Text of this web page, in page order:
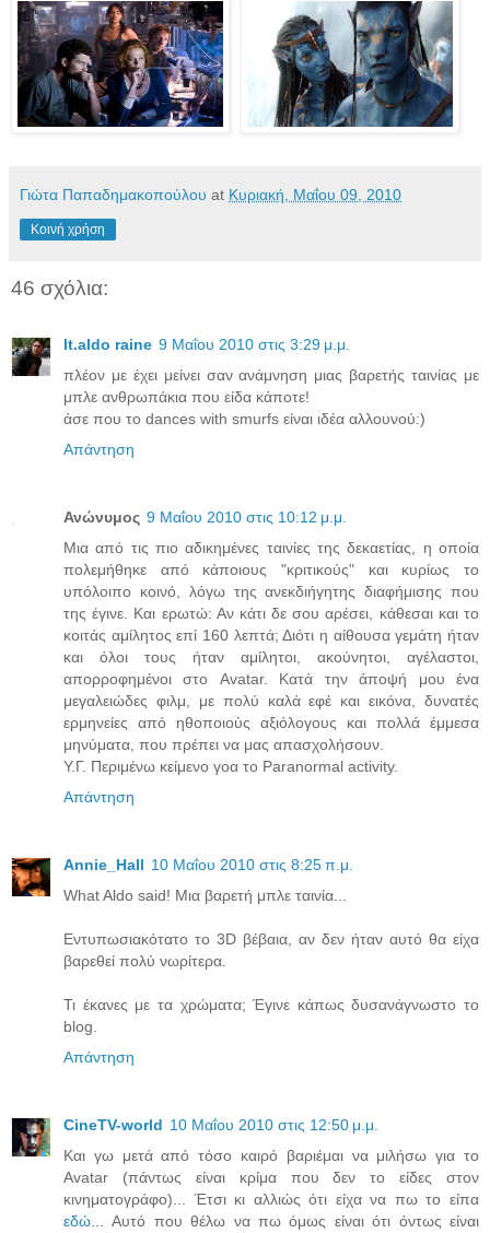
Γιώτα Παπαδημακοπούλου at Κυριακή, Μαΐου 09, 2010
Κοινή χρήση
46 σχόλια:
lt.aldo raine 9 Μαΐου 2010 στις 3:29 μ.μ.
πλέον με έχει μείνει σαν ανάμνηση μιας βαρετής ταινίας με
μπλε ανθρωπάκια που είδα κάποτε!
άσε που το dances with smurfs είναι ιδέα αλλουνού:)
Απάντηση
Ανώνυμος 9 Μαΐου 2010 στις 10:12 μ.μ.
Μια από τις πιο αδικημένες ταινίες της δεκαετίας, η οποία
πολεμήθηκε από κάποιους "κριτικούς" και κυρίως το
υπόλοιπο κοινό, λόγω της ανεκδιήγητης διαφήμισης που
της έγινε. Και ερωτώ: Αν κάτι δε σου αρέσει, κάθεσαι και το
κοιτάς αμίλητος επί 160 λεπτά; Διότι η αίθουσα γεμάτη ήταν
και όλοι τους ήταν αμίλητοι, ακούνητοι, αγέλαστοι,
απορροφημένοι στο Avatar. Κατά την άποψή μου ένα
μεγαλειώδες φιλμ, με πολύ καλά εφέ και εικόνα, δυνατές
ερμηνείες από ηθοποιούς αξιόλογους και πολλά έμμεσα
μηνύματα, που πρέπει να μας απασχολήσουν.
Υ.Γ. Περιμένω κείμενο γοα το Paranormal activity.
Απάντηση
Annie_Hall 10 Μαΐου 2010 στις 8:25 π.μ.
What Aldo said! Mια βαρετή μπλε ταινία...
Εντυπωσιακότατο το 3D βέβαια, αν δεν ήταν αυτό θα είχα
βαρεθεί πολύ νωρίτερα.
Τι έκανες με τα χρώματα; Έγινε κάπως δυσανάγνωστο το
blog.
Απάντηση
CineTV-world 10 Μαΐου 2010 στις 12:50 μ.μ.
Και γω μετά από τόσο καιρό βαριέμαι να μιλήσω για το
Avatar (πάντως είναι κρίμα που δεν το είδες στον
κινηματογράφο)... Έτσι κι αλλιώς ότι είχα να πω το είπα
εδώ ... Aυτό που θέλω να πω όμως είναι ότι όντως είναι